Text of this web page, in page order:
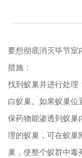
要想彻底消灭毕节室
措施：
找到蚁巢并进行处理
白蚁巢。如果蚁巢位
保药物能渗透到蚁巢
理的蚁巢，可在蚁巢
巢，使整个蚁群中毒